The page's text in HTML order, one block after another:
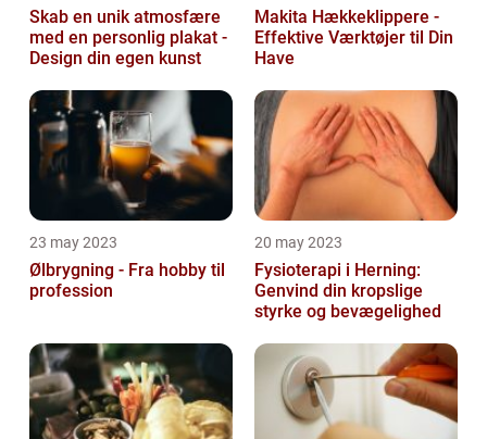
Skab en unik atmosfære
med en personlig plakat -
Design din egen kunst
Makita Hækkeklippere -
Effektive Værktøjer til Din
Have
23 may 2023
Ølbrygning - Fra hobby til
profession
20 may 2023
Fysioterapi i Herning:
Genvind din kropslige
styrke og bevægelighed